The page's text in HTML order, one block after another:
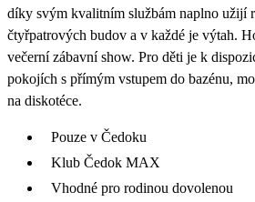
díky svým kvalitním službám naplno užijí
čtyřpatrových budov a v každé je výtah.
večerní zábavní show. Pro děti je k
pokojích s přímým vstupem do bazénu,
na diskotéce.
Pouze v Čedoku
Klub Čedok MAX
Vhodné pro rodinou dovolenou